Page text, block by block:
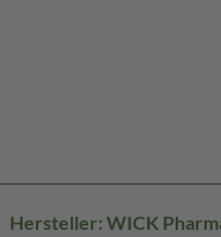
Hersteller: WICK